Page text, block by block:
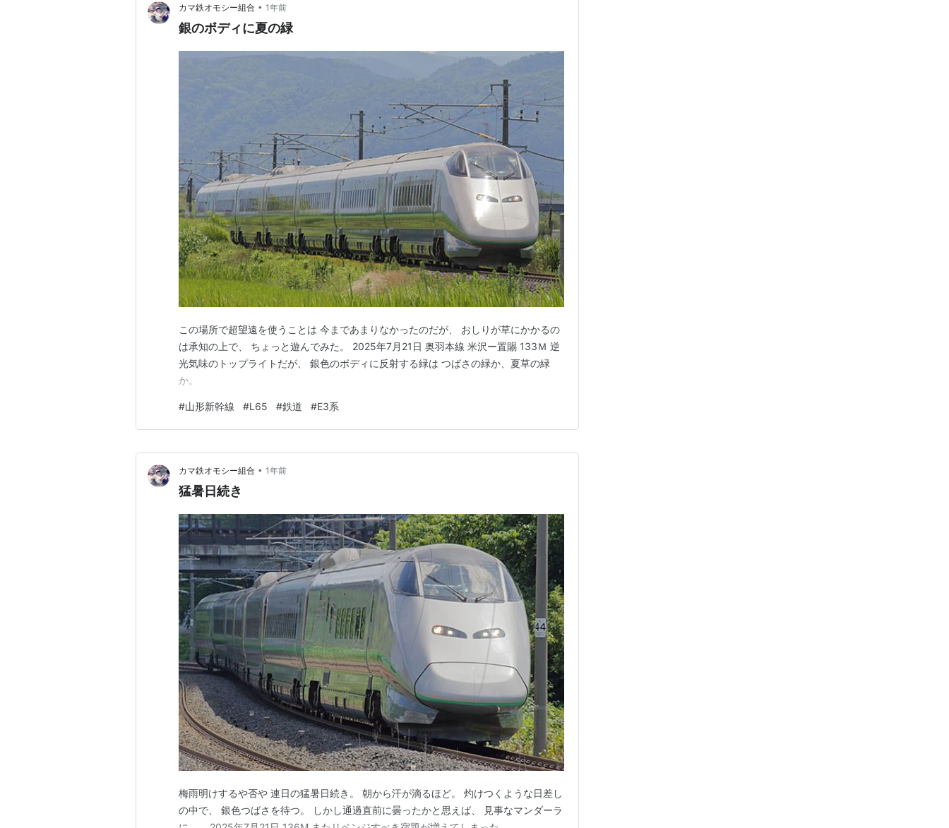
カマ鉄オモシー組合 • 1年前
銀のボディに夏の緑
この場所で超望遠を使うことは 今まであまりなかったのだが、 おしりが草にかかるの
は承知の上で、 ちょっと遊んでみた。 2025年7月21日 奥羽本線 米沢ー置賜 133Ｍ 逆
光気味のトップライトだが、 銀色のボディに反射する緑は つばさの緑か、夏草の緑
か。
#山形新幹線 #L65 #鉄道 #E3系
カマ鉄オモシー組合 • 1年前
猛暑日続き
梅雨明けするや否や 連日の猛暑日続き。 朝から汗が滴るほど。 灼けつくような日差し
の中で、 銀色つばさを待つ。 しかし通過直前に曇ったかと思えば、 見事なマンダーラ